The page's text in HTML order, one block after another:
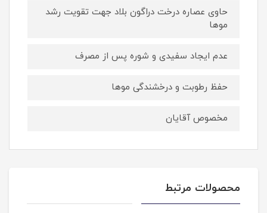
حاوی عصاره درخت دراگون بلاد جهت تقویت رشد
موها
عدم ایجاد سفیدی و شوره پس از مصرف
حفظ رطوبت و درخشندگی موها
مخصوص آقایان
محصولات مرتبط